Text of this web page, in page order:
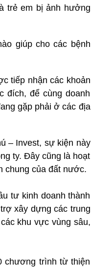
trẻ em bị ảnh hưởng
giúp cho các bệnh
tiếp nhận các khoản
đích, để cùng doanh
gặp phải ở các địa
– Invest, sự kiện này
ty. Đây cũng là hoạt
chung của đất nước.
tư kinh doanh thành
xây dựng các trung
khu vực vùng sâu,
chương trình từ thiện